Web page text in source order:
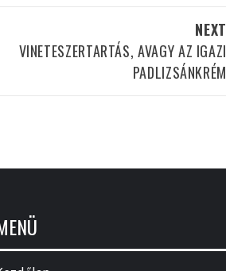
NEXT
VINETESZERTARTÁS, AVAGY AZ IGAZI
PADLIZSÁNKRÉM